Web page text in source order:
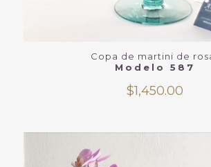
Copa de martini de
Modelo 587
$1,450.00